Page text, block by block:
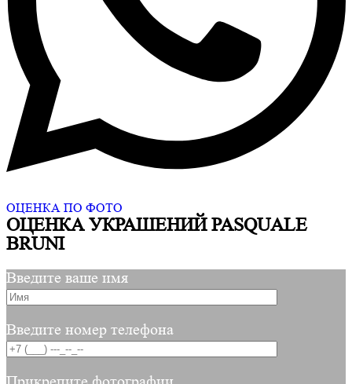
ОЦЕНКА ПО ФОТО
ОЦЕНКА УКРАШЕНИЙ PASQUALE
BRUNI
Введите ваше имя
Введите номер телефона